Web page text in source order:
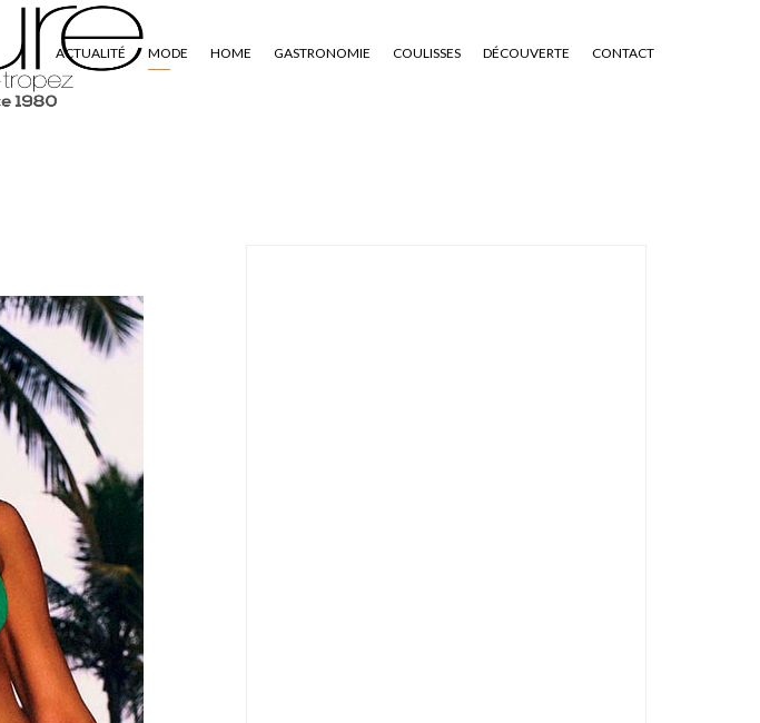
ACTUALITÉ MODE HOME GASTRONOMIE COULISSES DÉCOUVERTE CONTACT